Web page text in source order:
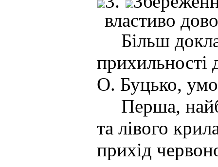
властиво
Більш
прихильності
О. Буцько,
Перша,
та лівого
прихід